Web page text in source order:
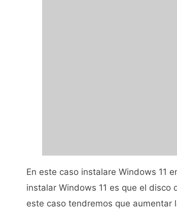
En este caso instalare Windows 11
instalar Windows 11 es que el
este caso tendremos que